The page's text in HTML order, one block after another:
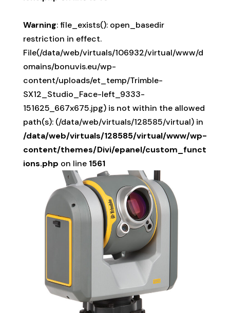
Warning: file_exists(): open_basedir
restriction in effect.
File(/data/web/virtuals/106932/virtual/www/d
omains/bonuvis.eu/wp-
content/uploads/et_temp/Trimble-
SX12_Studio_Face-left_9333-
151625_667x675.jpg) is not within the allowed
path(s): (/data/web/virtuals/128585/virtual) in
/data/web/virtuals/128585/virtual/www/wp-
content/themes/Divi/epanel/custom_funct
ions.php on line 1561